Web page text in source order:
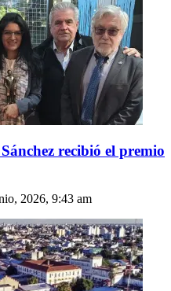
recibió el premio
2026, 9:43 am